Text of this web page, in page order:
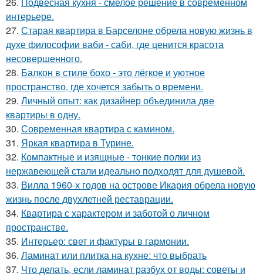
интерьере.
27. Старая квартира в Барселоне обрела новую жизнь в
духе философии ваби - саби, где ценится красота
несовершенного.
28. Балкон в стиле бохо - это лёгкое и уютное
пространство, где хочется забыть о времени.
29. Личный опыт: как дизайнер объединила две
квартиры в одну.
30. Современная квартира с камином.
31. Яркая квартира в Турине.
32. Компактные и изящные - тонкие полки из
нержавеющей стали идеально подходят для душевой.
33. Вилла 1960-х годов на острове Икария обрела новую
жизнь после двухлетней реставрации.
34. Квартира с характером и заботой о личном
пространстве.
35. Интерьер: свет и фактуры в гармонии.
36. Ламинат или плитка на кухне: что выбрать
37. Что делать, если ламинат разбух от воды: советы и